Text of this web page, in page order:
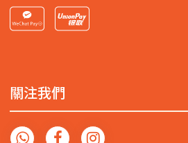
關注我們